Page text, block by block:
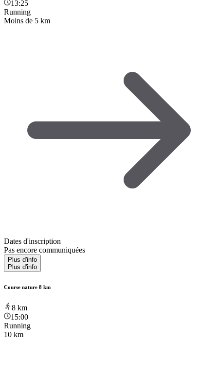
13:25
Running
Moins de 5 km
Dates d'inscription
Pas encore communiquées
Plus d'info
Plus d'info
Course nature 8 km
8 km
15:00
Running
10 km